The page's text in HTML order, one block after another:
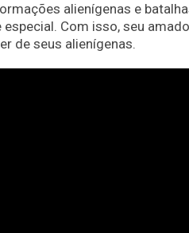
alienígenas e
Com isso, seu
de seus alienígenas.